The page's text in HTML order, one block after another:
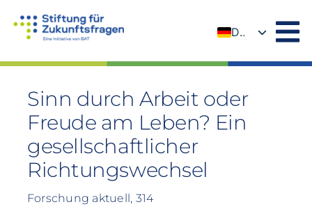
Inhalt
DE
Sinn durch Arbeit oder
Freude am Leben? Ein
gesellschaftlicher
Richtungswechsel
Forschung aktuell, 314